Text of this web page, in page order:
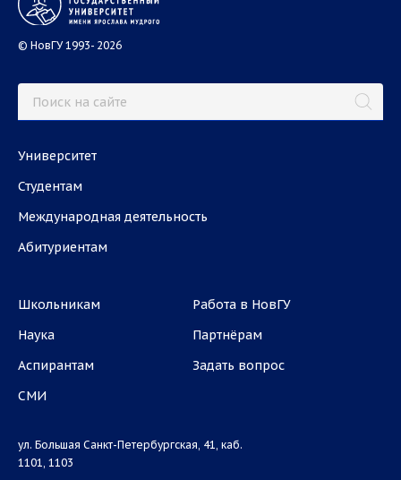
© НовГУ 1993- 2026
Университет
Студентам
Международная деятельность
Абитуриентам
Школьникам
Наука
Аспирантам
СМИ
Работа в НовГУ
Партнёрам
Задать вопрос
ул. Большая Санкт-Петербургская, 41, каб.
1101, 1103